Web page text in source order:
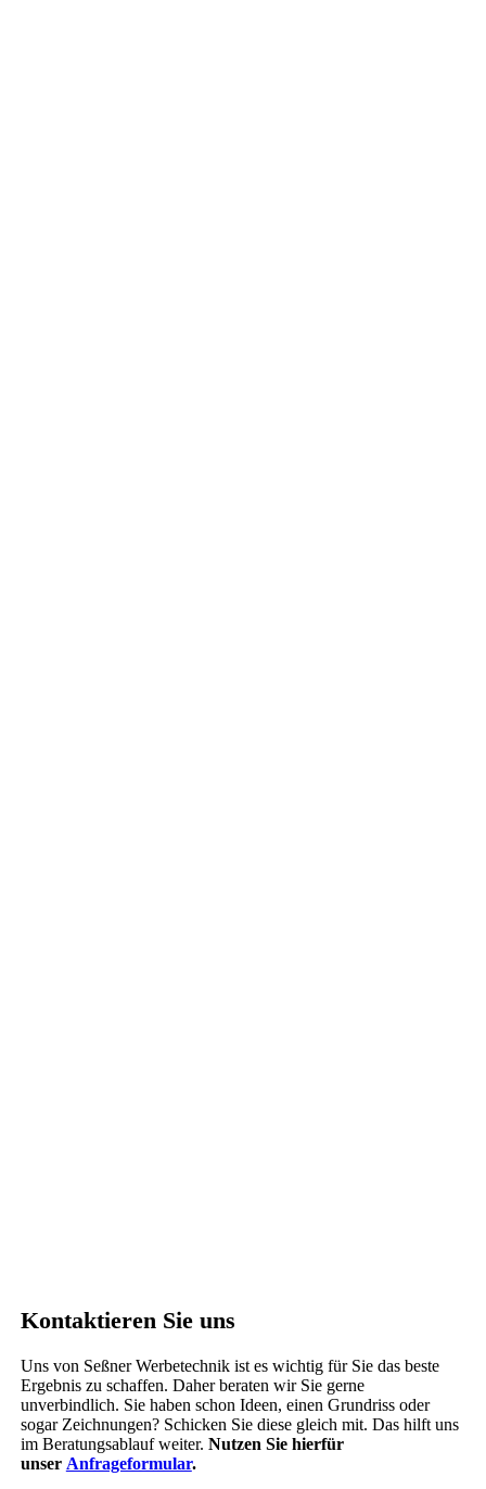
Kontaktieren Sie uns
Uns von Seßner Werbetechnik ist es wichtig für Sie das beste
Ergebnis zu schaffen. Daher beraten wir Sie gerne
unverbindlich. Sie haben schon Ideen, einen Grundriss oder
sogar Zeichnungen? Schicken Sie diese gleich mit. Das hilft uns
im Beratungsablauf weiter. Nutzen Sie hierfür
unser Anfrageformular.